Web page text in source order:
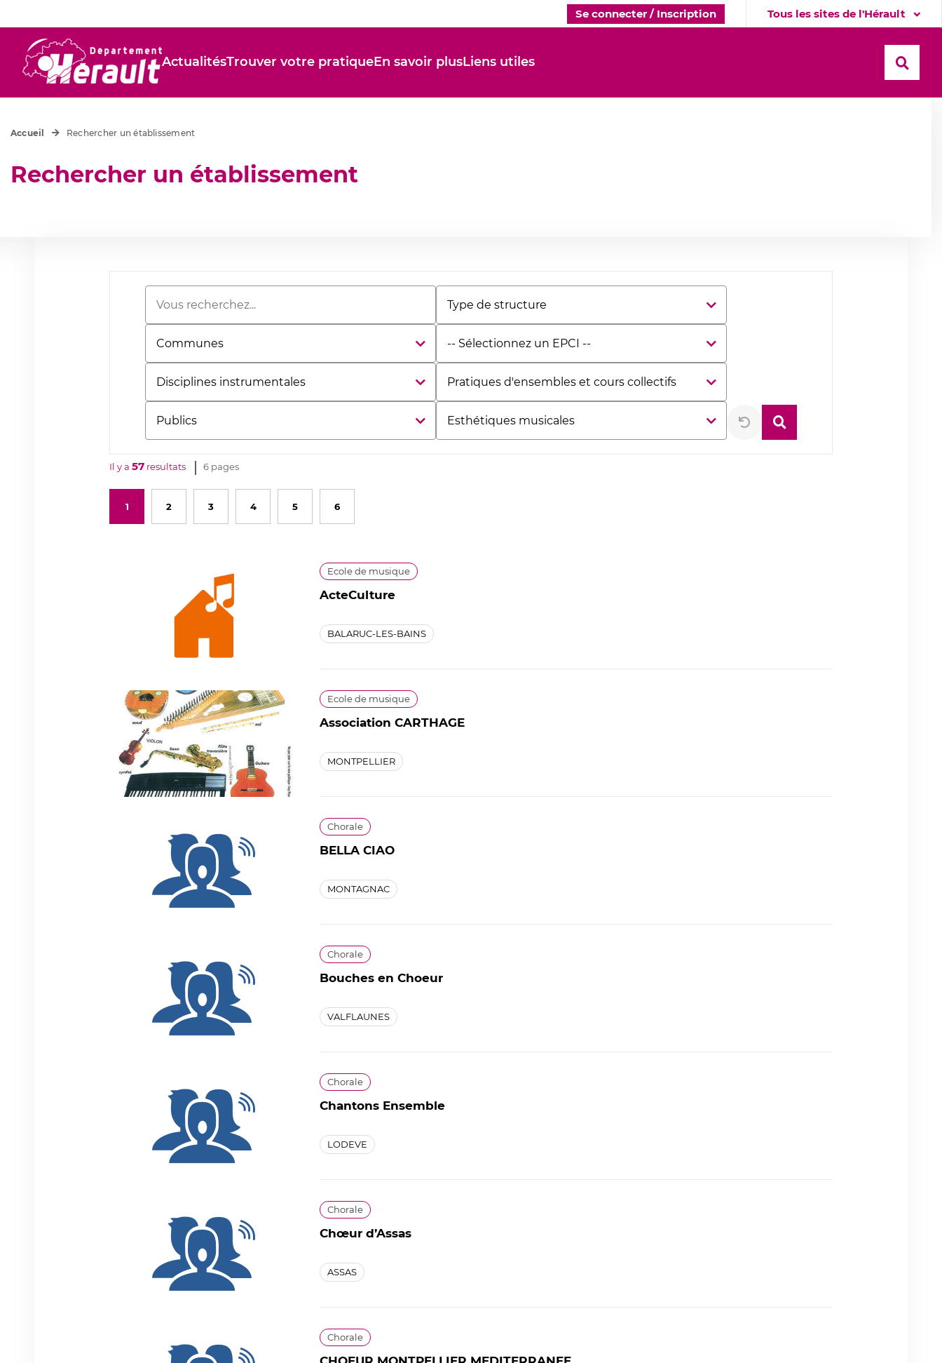
Se connecter / Inscription
Tous les sites de l'Hérault
ActualitésTrouver votre pratiqueEn savoir plusLiens utiles
Rechercher un établissement
Accueil Rechercher un établissement
Mots-
clés
Type
de
Communes
Etablissement
Public
Intercommunale
Disciplines
instrumentales
Pratiques
d'ensembles
collectifs
Publics
Esthétiques
musicales
RéinitialiserRechercher
Il y a 57 resultats 6 pages
1 2 3 4 5 6
Ecole de musique
ActeCulture
BALARUC-LES-BAINS
Ecole de musique
Association CARTHAGE
MONTPELLIER
Chorale
BELLA CIAO
MONTAGNAC
Chorale
Bouches en Choeur
VALFLAUNES
Chorale
Chantons Ensemble
LODEVE
Chorale
Chœur d’Assas
ASSAS
Chorale